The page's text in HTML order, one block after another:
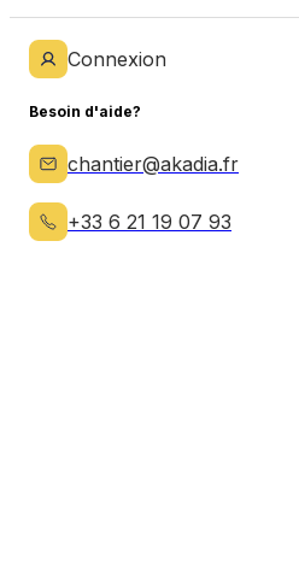
Connexion
Besoin d'aide?
chantier@akadia.fr
+33 6 21 19 07 93